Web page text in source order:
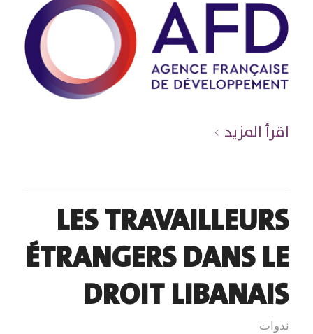
اقرأ المزيد
LES TRAVAILLEURS
ÉTRANGERS DANS LE
DROIT LIBANAIS
ندوات